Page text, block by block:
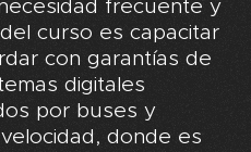
frecuente y
curso es capacitar
con garantías de
digitales
por buses y
donde es